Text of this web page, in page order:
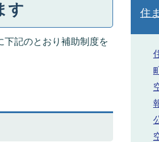
す
下記のとおり補助制度を
住